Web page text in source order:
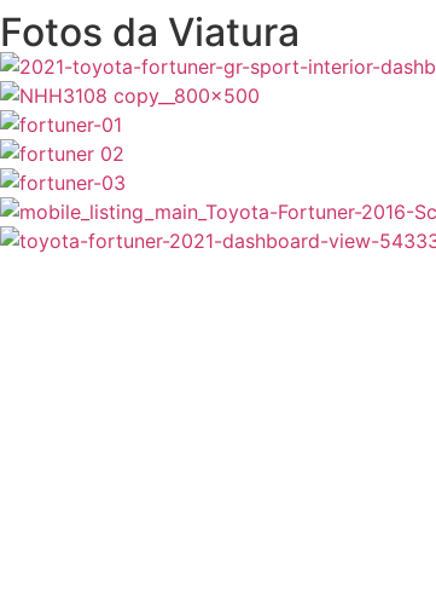
Fotos da Viatura